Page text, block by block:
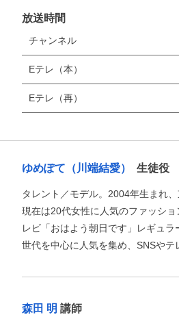
放送時間
チャンネル
Eテレ（本）
Eテレ（再）
ゆめぽて（川端結愛） 生徒役
タレント／モデル。2004年生まれ
現在は20代女性に人気のファッシ
レビ「おはよう朝日です」レギュ
世代を中心に人気を集め、SNSやテ
森田 明 講師